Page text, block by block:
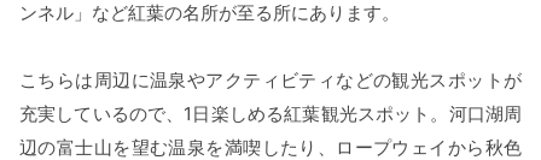
ンネル」など紅葉の名所が至る所にあります。
こちらは周辺に温泉やアクティビティなどの観光スポットが
充実しているので、1日楽しめる紅葉観光スポット。河口湖周
辺の富士山を望む温泉を満喫したり、ロープウェイから秋色